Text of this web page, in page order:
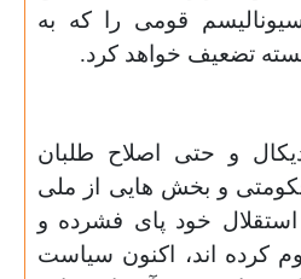
قومی را که به
تضعیف خواهد کرد.
و حتی اصلاح طلبان
و بخش هایی از ملی
خود پای فشرده و
کرده اند، اکنون سیاست